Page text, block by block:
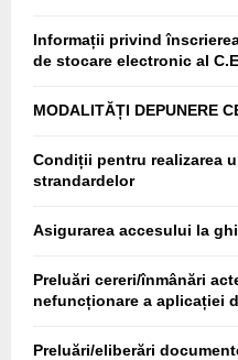
Informații privind
de stocare electronic al
MODALITĂȚI DEPUNERE
Condiții pentru realizarea
strandardelor
Asigurarea accesului la
Preluări cereri/înmânări
nefuncționare a aplicației
Preluări/eliberări